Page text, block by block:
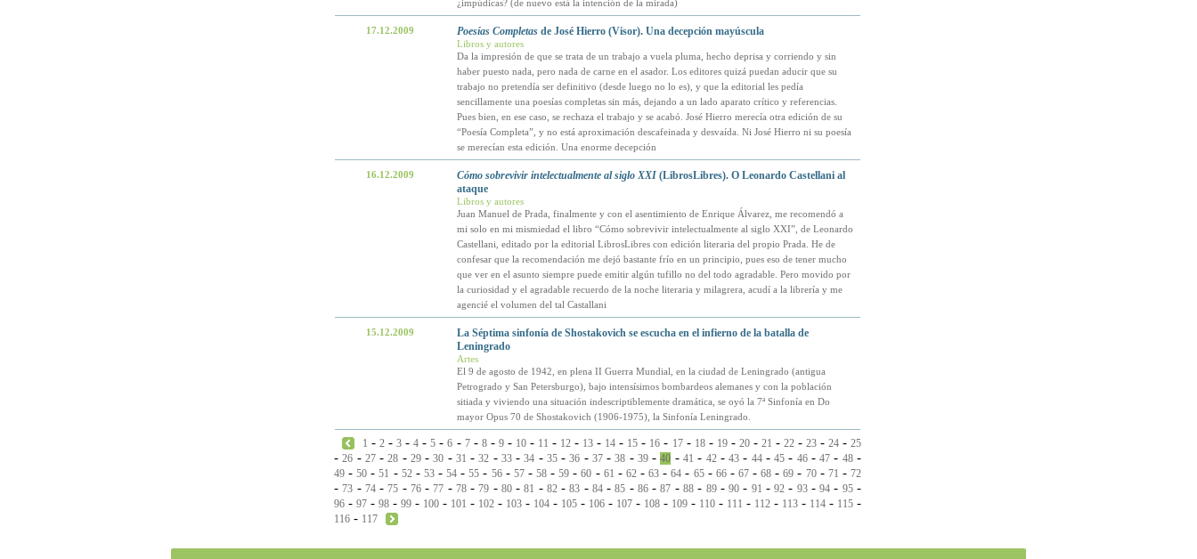
¿impúdicas? (de nuevo está la intención de la mirada)
17.12.2009 Poesías Completasde José Hierro (Visor). Una decepción mayúscula
Libros y autores
Da la impresión de que se trata de un trabajo a vuela pluma, hecho deprisa y corriendo y sin
haber puesto nada, pero nada de carne en el asador. Los editores quizá puedan aducir que su
trabajo no pretendía ser definitivo (desde luego no lo es), y que la editorial les pedía
sencillamente una poesías completas sin más, dejando a un lado aparato crítico y referencias.
Pues bien, en ese caso, se rechaza el trabajo y se acabó. José Hierro merecía otra edición de su
“Poesía Completa”, y no está aproximación descafeinada y desvaída. Ni José Hierro ni su poesía
se merecían esta edición. Una enorme decepción
16.12.2009 Cómo sobrevivir intelectualmente al siglo XXI(LibrosLibres). O Leonardo Castellani al
ataque
Libros y autores
Juan Manuel de Prada, finalmente y con el asentimiento de Enrique Álvarez, me recomendó a
mi solo en mi mismiedad el libro “Cómo sobrevivir intelectualmente al siglo XXI”, de Leonardo
Castellani, editado por la editorial LibrosLibres con edición literaria del propio Prada. He de
confesar que la recomendación me dejó bastante frío en un principio, pues eso de tener mucho
que ver en el asunto siempre puede emitir algún tufillo no del todo agradable. Pero movido por
la curiosidad y el agradable recuerdo de la noche literaria y milagrera, acudí a la librería y me
agencié el volumen del tal Castallani
15.12.2009
La Séptima sinfonía de Shostakovich se escucha en el infierno de la batalla de
Leningrado
Artes
El 9 de agosto de 1942, en plena II Guerra Mundial, en la ciudad de Leningrado (antigua
Petrogrado y San Petersburgo), bajo intensísimos bombardeos alemanes y con la población
sitiada y viviendo una situación indescriptiblemente dramática, se oyó la 7ª Sinfonía en Do
mayor Opus 70 de Shostakovich (1906-1975), la Sinfonía Leningrado.
1 -2 -3 -4 -5 -6 - 7- 8- 9- 10- 11 - 12 - 13 - 14 - 15 - 16 - 17- 18- 19- 20- 21 - 22-23 -24 -25
-26 - 27-28 - 29-30 - 31 -32 - 33-34 - 35-36 - 37-38 - 39-40 - 41 - 42-43 - 44-45 - 46-47 - 48-
49 -50 -51 - 52- 53-54 -55 - 56- 57- 58-59 -60 - 61 - 62-63 -64 - 65- 66- 67-68 -69 - 70- 71 -72
-73 - 74-75 - 76-77 - 78-79 - 80-81 - 82-83 - 84-85 - 86-87 - 88 - 89-90 - 91 -92 - 93-94 - 95-
96 - 97 - 98 - 99 - 100 - 101 - 102 - 103 - 104 - 105 - 106 - 107 - 108 - 109 - 110 - 111 - 112 - 113 - 114 - 115 -
116 - 117